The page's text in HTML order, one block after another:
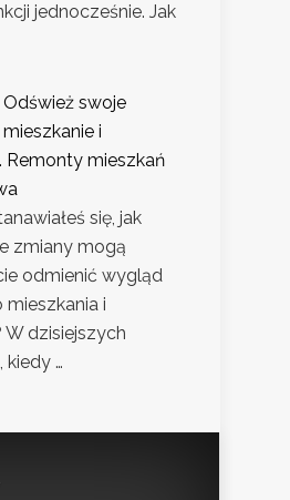
jednocześnie. Jak
Odśwież swoje
mieszkanie i
Remonty mieszkań
się, jak
zmiany mogą
odmienić wygląd
mieszkania i
W dzisiejszych
kiedy …